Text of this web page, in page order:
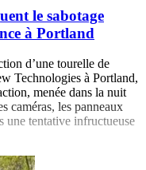
le sabotage
à Portland
d’une tourelle de
Technologies à Portland,
menée dans la nuit
caméras, les panneaux
une tentative infructueuse